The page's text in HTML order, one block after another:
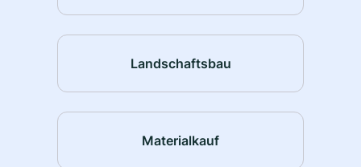
Landschaftsbau
Materialkauf